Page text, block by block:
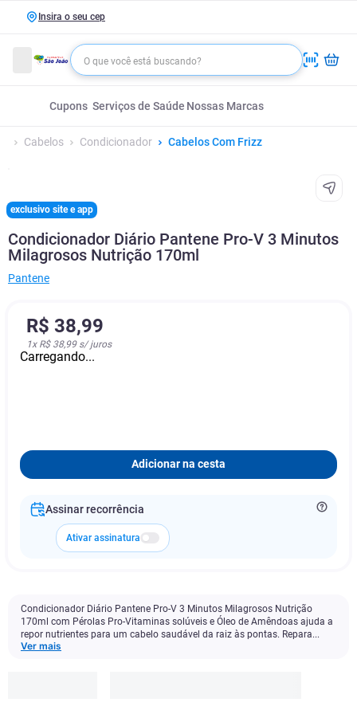
Insira o seu cep
Cupons Serviços de Saúde Nossas Marcas
Cabelos Condicionador Cabelos Com Frizz
exclusivo site e app
Condicionador Diário Pantene Pro-V 3 Minutos
Milagrosos Nutrição 170ml
Pantene
R$ 38,99
1x R$ 38,99s/ juros
Carregando...
Adicionar na cesta
Assinar recorrência
Ativar assinatura
Condicionador Diário Pantene Pro-V 3 Minutos Milagrosos Nutrição
170ml com Pérolas Pro-Vitaminas solúveis e Óleo de Amêndoas ajuda a
repor nutrientes para um cabelo saudável da raiz às pontas. Repara...
Ver mais